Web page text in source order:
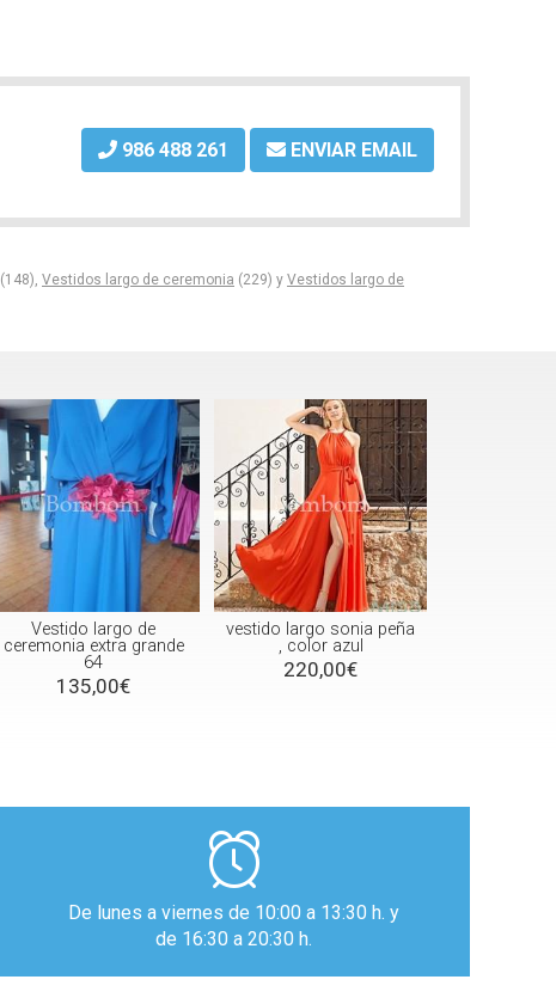
(148), Vestidos largo de ceremonia (229) y Vestidos largo de
986 488 261 ENVIAR EMAIL
Vestido largo de
ceremonia extra grande
64
135,00€
vestido largo sonia peña
, color azul
220,00€
De lunes a viernes de 10:00 a 13:30 h. y
de 16:30 a 20:30 h.